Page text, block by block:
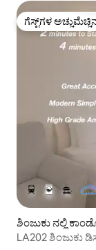
ಗೆಸ್ಟ್‌ಗಳ
ಗೆಸ್ಟ್‌ಗಳ
ಶಿಂಜುಕು ನಲ್ಲಿ
LA202 ಶಿಂಜುಕು